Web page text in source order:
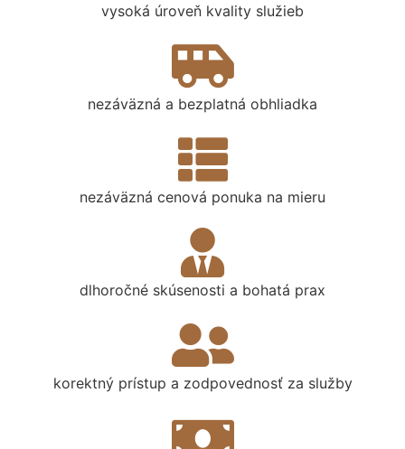
vysoká úroveň kvality služieb
nezáväzná a bezplatná obhliadka
nezáväzná cenová ponuka na mieru
dlhoročné skúsenosti a bohatá prax
korektný prístup a zodpovednosť za služby